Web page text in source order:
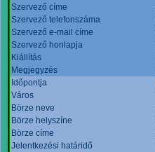
Szervező címe
Szervező telefonszáma
Szervező e-mail címe
Szervező honlapja
Kiállítás
Megjegyzés
Időpontja
Város
Börze neve
Börze helyszíne
Börze címe
Jelentkezési határidő